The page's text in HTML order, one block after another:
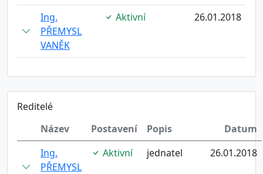
Ing.
PŘEMYSL
VANĚK
Aktivní 26.01.2018
Reditelé
Název
Postavení Popis
Datum
Ing.
PŘEMYSL
Aktivní jednatel 26.01.2018